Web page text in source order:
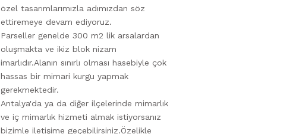
özel tasarımlarımızla adımızdan söz
ettiremeye devam ediyoruz.
Parseller genelde 300 m2 lik arsalardan
oluşmakta ve ikiz blok nizam
imarlıdır.Alanın sınırlı olması hasebiyle çok
hassas bir mimari kurgu yapmak
gerekmektedir.
Antalya'da ya da diğer ilçelerinde mimarlık
ve iç mimarlık hizmeti almak istiyorsanız
bizimle iletişime geçebilirsiniz.Özelikle